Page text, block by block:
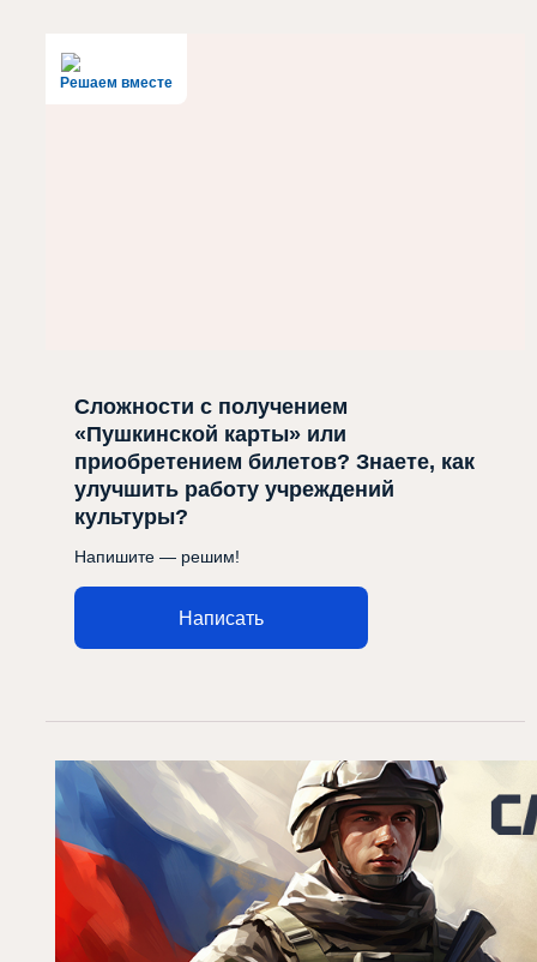
Решаем вместе
Сложности с получением
«Пушкинской карты» или
приобретением билетов? Знаете, как
улучшить работу учреждений
культуры?
Напишите — решим!
Написать